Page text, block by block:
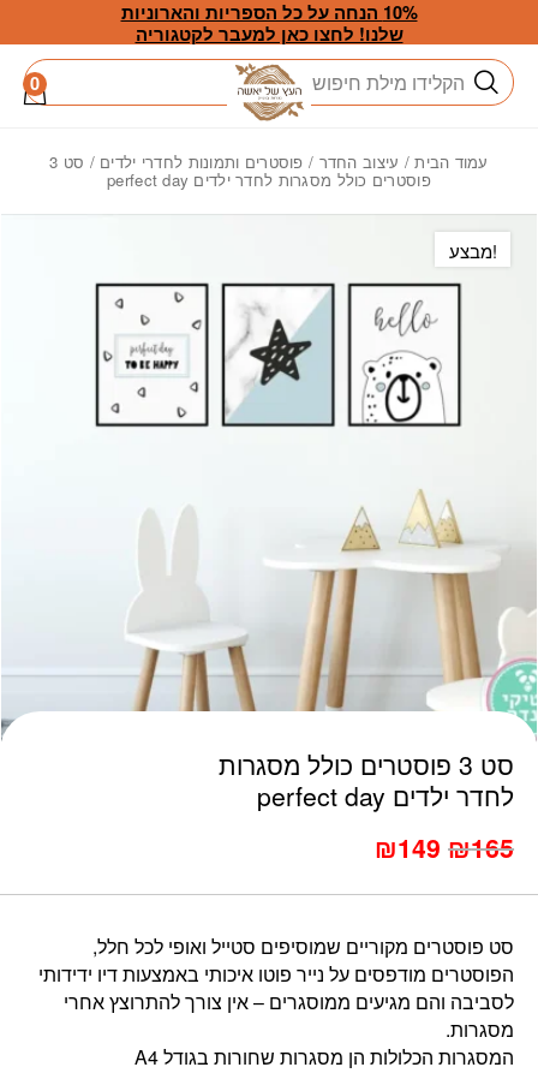
Skip to Content
10% הנחה על כל הספריות והארוניות
שלנו! לחצו כאן למעבר לקטגוריה
חיפוש 0
עמוד הבית/ עיצוב החדר / פוסטרים ותמונות לחדרי ילדים / סט 3
פוסטרים כולל מסגרות לחדר ילדים perfect day
סט 3 פוסטרים כולל מסגרות
לחדר ילדים perfect day
המחיר
₪179.
₪165
המחיר
₪165.
₪149
סט פוסטרים מקוריים שמוסיפים סטייל ואופי לכל חלל,
הפוסטרים מודפסים על נייר פוטו איכותי באמצעות דיו ידידותי
לסביבה והם מגיעים ממוסגרים – אין צורך להתרוצץ אחרי
מסגרות.
המסגרות הכלולות הן מסגרות שחורות בגודל A4
כמות סט 3 פוסטרים כולל מסגרות לחדר ילדים perfect day
מבצע!